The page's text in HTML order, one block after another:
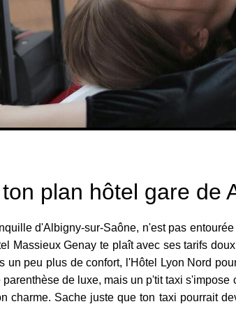
plan hôtel gare de
d'Albigny-sur-Saône, n'est pas
Massieux Genay te plaît avec ses tarifs
un peu plus de confort, l'Hôtel Lyon Nord
de luxe, mais un p'tit taxi
charme. Sache juste que ton taxi pourrait